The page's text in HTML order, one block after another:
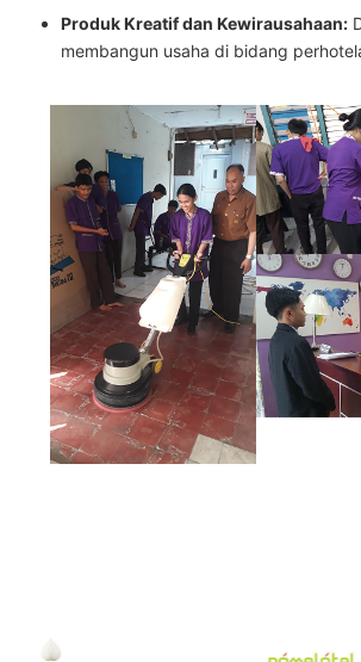
Produk Kreatif dan Kewirausahaan:
membangun usaha di bidang